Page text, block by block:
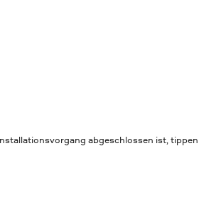
abgeschlossen ist, tippen